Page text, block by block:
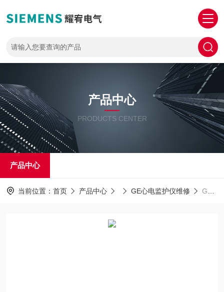
产品中心
PRODUCTS CENTER
产品中心
当前位置： 首页 产品中心 GE心电监护仪维修 GE当天修好GE心电监护仪开机NIBP无法测量无数值维修